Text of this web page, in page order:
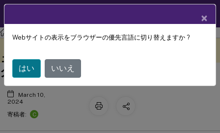
Citrix Workspaceアプリ
App Protectionのセキュリティ態勢チ
ェックに関するトラブルシューティン
グ
March 10,
2024
寄稿者:
C
×
Webサイトの表示をブラウザーの優先言語に切り替えますか ?
はい いいえ